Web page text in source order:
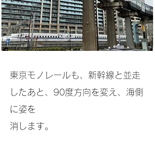
東京モノレールも、新幹線と並走
したあと、90度方向を変え、海側
に姿を
消します。